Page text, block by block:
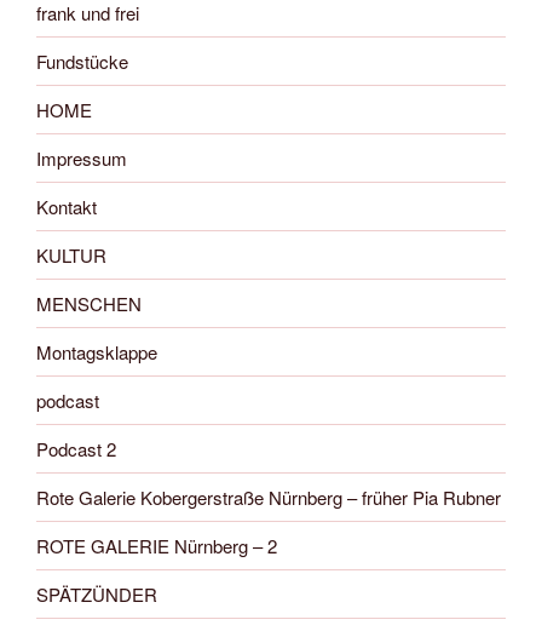
frank und frei
Fundstücke
HOME
Impressum
Kontakt
KULTUR
MENSCHEN
Montagsklappe
podcast
Podcast 2
Rote Galerie Kobergerstraße Nürnberg – früher Pia Rubner
ROTE GALERIE Nürnberg – 2
SPÄTZÜNDER